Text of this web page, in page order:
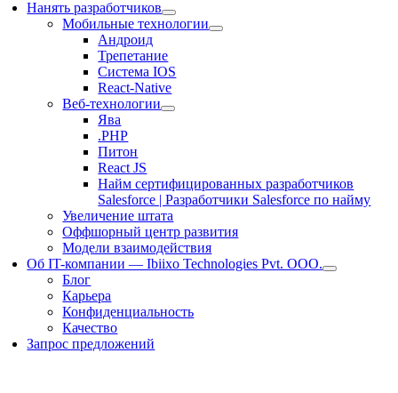
Нанять разработчиков
Мобильные технологии
Андроид
Трепетание
Система IOS
React-Native
Веб-технологии
Ява
.PHP
Питон
React JS
Найм сертифицированных разработчиков
Salesforce | Разработчики Salesforce по найму
Увеличение штата
Оффшорный центр развития
Модели взаимодействия
Об IT-компании — Ibiixo Technologies Pvt. ООО.
Блог
Карьера
Конфиденциальность
Качество
Запрос предложений